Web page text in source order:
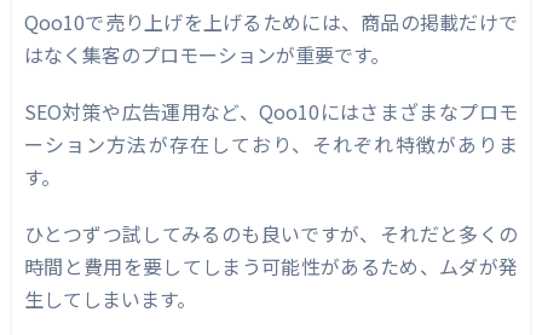
ポイント
運用・コンサルティング実績の有無
自社の課題・目的との相性
料金体系
担当者との相性
Qoo10の運用代行・コンサル業者を利用する
メリット
Qoo10で売り上げを上げるためには、商品の掲載だけで
はなく集客のプロモーションが重要です。
SEO対策や広告運用など、Qoo10にはさまざまなプロモ
ーション方法が存在しており、それぞれ特徴がありま
す。
ひとつずつ試してみるのも良いですが、それだと多くの
時間と費用を要してしまう可能性があるため、ムダが発
生してしまいます。